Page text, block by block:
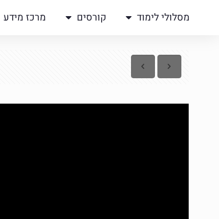
מסלולי לימוד קורסים מרכז מידע